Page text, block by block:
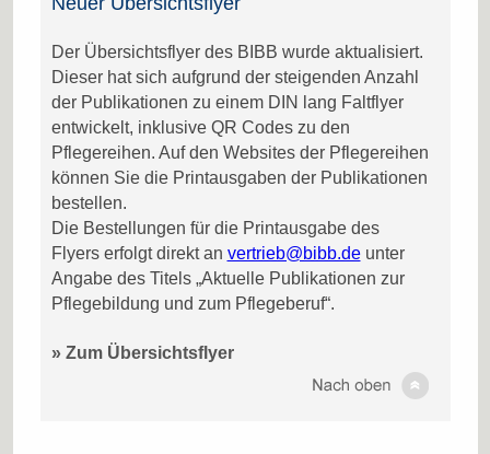
Der Übersichtsflyer des BIBB wurde aktualisiert.
Dieser hat sich aufgrund der steigenden Anzahl
der Publikationen zu einem DIN lang Faltflyer
entwickelt, inklusive QR Codes zu den
Pflegereihen. Auf den Websites der Pflegereihen
können Sie die Printausgaben der Publikationen
bestellen.
Die Bestellungen für die Printausgabe des
Flyers erfolgt direkt an vertrieb@bibb.deunter
Angabe des Titels „Aktuelle Publikationen zur
Pflegebildung und zum Pflegeberuf“.
» Zum Übersichtsflyer